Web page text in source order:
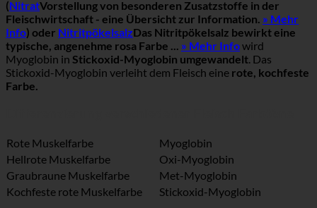
(NitratVorstellung von besonderen Zusatzstoffe in der
Fleischwirtschaft - eine Übersicht zur Information. » Mehr
Info) oder NitritpökelsalzDas Nitritpökelsalz bewirkt eine
typische, angenehme rosa Farbe ... » Mehr Infowird
Myoglobin in Stickoxid-Myoglobin umgewandelt. Das
Stickoxid-Myoglobin verleiht dem Fleisch eine rote, kochfeste
Farbe.
Rote Muskelfarbe
Myoglobin
Hellrote Muskelfarbe
Oxi-Myoglobin
Graubraune Muskelfarbe
Met-Myoglobin
Kochfeste rote Muskelfarbe
Stickoxid-Myoglobin